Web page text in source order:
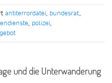
antiterrordatei, bundesrat,
, polizei,
und die Unterwanderung